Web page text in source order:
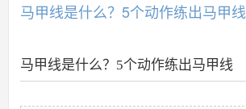
马甲线是什么？5个动作练出马甲线
马甲线是什么？5个动作练出马甲线